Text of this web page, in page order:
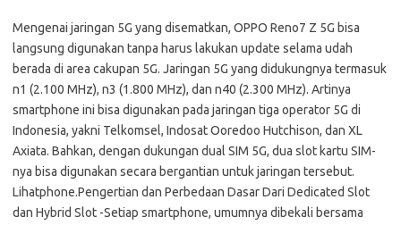
Mengenai jaringan 5G yang disematkan, OPPO Reno7 Z 5G bisa
langsung digunakan tanpa harus lakukan update selama udah
berada di area cakupan 5G. Jaringan 5G yang didukungnya termasuk
n1 (2.100 MHz), n3 (1.800 MHz), dan n40 (2.300 MHz). Artinya
smartphone ini bisa digunakan pada jaringan tiga operator 5G di
Indonesia, yakni Telkomsel, Indosat Ooredoo Hutchison, dan XL
Axiata. Bahkan, dengan dukungan dual SIM 5G, dua slot kartu SIM-
nya bisa digunakan secara bergantian untuk jaringan tersebut.
Lihatphone.Pengertian dan Perbedaan Dasar Dari Dedicated Slot
dan Hybrid Slot -Setiap smartphone, umumnya dibekali bersama